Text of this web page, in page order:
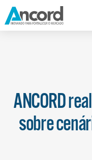
INSTITUCIONAL
ANCORD
sobre